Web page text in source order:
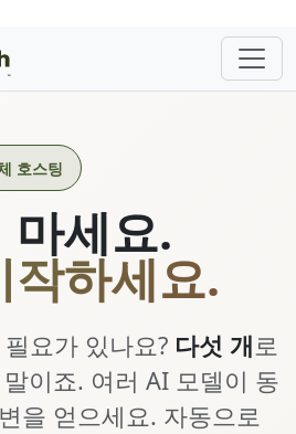
호스팅
마세요.
작하세요.
요가 있나요? 다섯 개로
이죠. 여러 AI 모델이 동
을 얻으세요. 자동으로